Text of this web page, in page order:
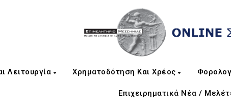
Λειτουργία Χρηματοδότηση Και Χρέος
Επιχειρηματικά Νέα /